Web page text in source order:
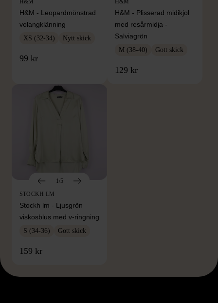
H&M - Leopardmönstrad
volangklänning
XS (32-34) Nytt skick
99 kr
H&M - Plisserad midikjol
med resårmidja -
Salviagrön
M (38-40) Gott skick
129 kr
1/5
STOCKH LM
Stockh lm - Ljusgrön
viskosblus med v-ringning
S (34-36) Gott skick
159 kr